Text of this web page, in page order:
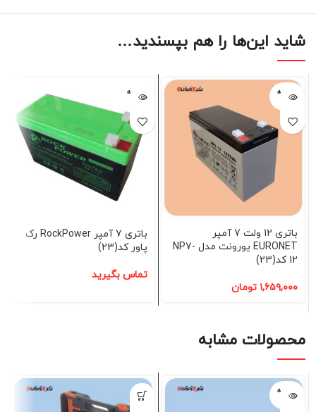
شاید این‌ها را هم بپسندید…
فروخته
شده
باتری 12 ولت 7 آمپر
EURONET یورونت مدل NP7-
12 کد(23)
۱,۶۵۹,۰۰۰ تومان
فروخته
شده
باتری 7 آمپر RockPower رک
پاور کد(23)
تماس بگیرید
محصولات مشابه
فروخته
شده